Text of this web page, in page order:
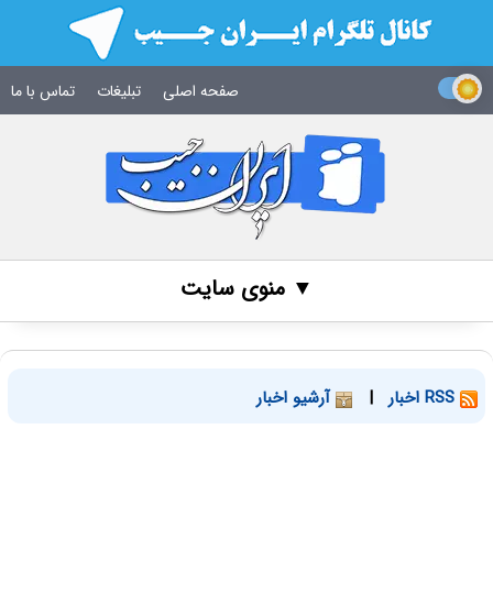
صفحه اصلی تبلیغات تماس با ما
▼ منوی سایت
| آرشیو اخبار